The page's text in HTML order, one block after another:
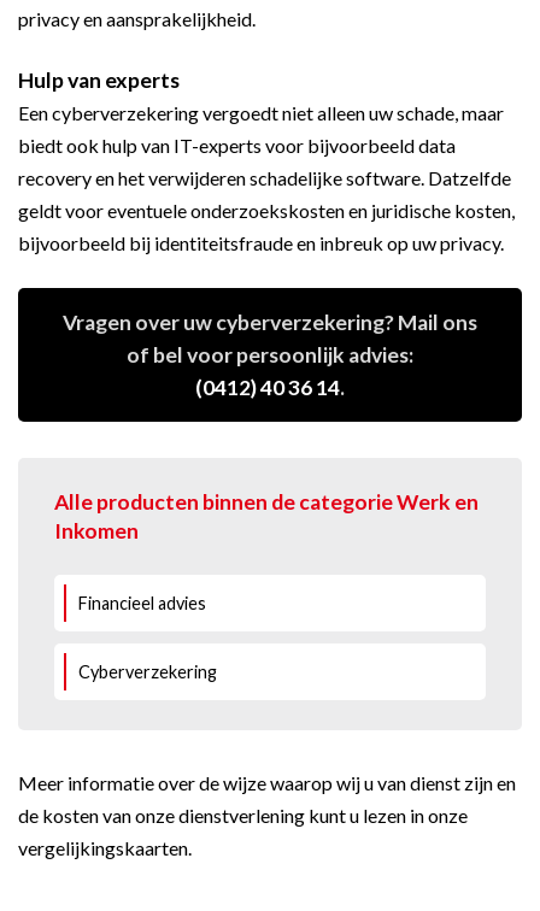
privacy en aansprakelijkheid.
Hulp van experts
Een cyberverzekering vergoedt niet alleen uw schade, maar
biedt ook hulp van IT-experts voor bijvoorbeeld data
recovery en het verwijderen schadelijke software. Datzelfde
geldt voor eventuele onderzoekskosten en juridische kosten,
bijvoorbeeld bij identiteitsfraude en inbreuk op uw privacy.
Vragen over uw cyberverzekering? Mail ons
of bel voor persoonlijk advies:
(0412) 40 36 14.
Alle producten binnen de categorie Werk en
Inkomen
Financieel advies
Cyberverzekering
Meer informatie over de wijze waarop wij u van dienst zijn en
de kosten van onze dienstverlening kunt u lezen in onze
vergelijkingskaarten.